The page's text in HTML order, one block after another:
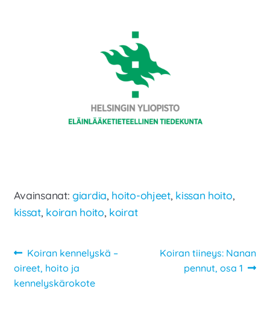
Avainsanat:giardia, hoito-ohjeet, kissan hoito,
kissat, koiran hoito, koirat
Artikkelien
selaus
Edellinen
artikkeli
Koiran kennelyskä –
oireet, hoito ja
kennelyskärokote
Seuraava
artikkeli:
Koiran tiineys: Nanan
pennut, osa 1